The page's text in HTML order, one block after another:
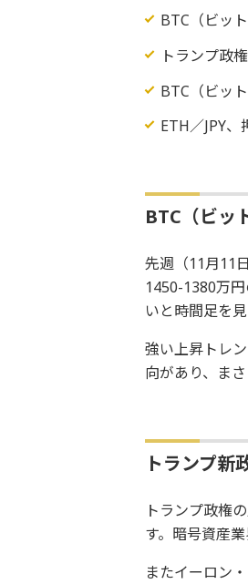
BTC（ビッ
トランプ政
BTC（ビッ
ETH／JPY
BTC（ビッ
先週（11月11
1450-1380万
いと時間足を
強い上昇トレ
向があり、ま
トランプ新
トランプ政権
す。暗号資産
またイーロン